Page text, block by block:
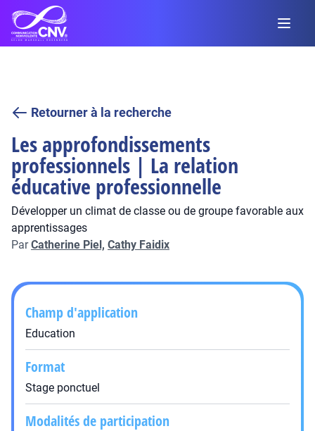
Retourner à la recherche
Les approfondissements
professionnels | La relation
éducative professionnelle
Développer un climat de classe ou de groupe favorable aux
apprentissages
ParCatherine Piel, Cathy Faidix
Champ d'application
Education
Format
Stage ponctuel
Modalités de participation